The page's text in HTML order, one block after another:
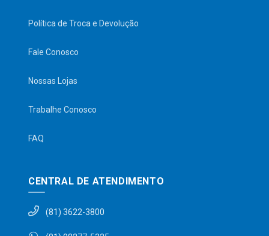
Política de Troca e Devolução
Fale Conosco
Nossas Lojas
Trabalhe Conosco
FAQ
CENTRAL DE ATENDIMENTO
(81) 3622-3800